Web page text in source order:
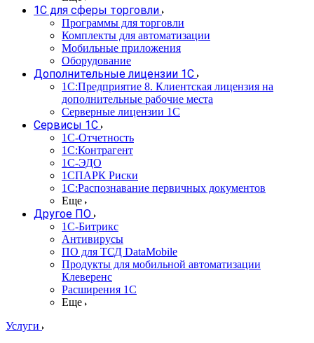
1С для сферы торговли
Программы для торговли
Комплекты для автоматизации
Мобильные приложения
Оборудование
Дополнительные лицензии 1С
1С:Предприятие 8. Клиентская лицензия на
дополнительные рабочие места
Серверные лицензии 1С
Сервисы 1С
1С-Отчетность
1С:Контрагент
1С-ЭДО
1СПАРК Риски
1С:Распознавание первичных документов
Еще
Другое ПО
1С-Битрикс
Антивирусы
ПО для ТСД DataMobile
Продукты для мобильной автоматизации
Клеверенс
Расширения 1С
Еще
Услуги